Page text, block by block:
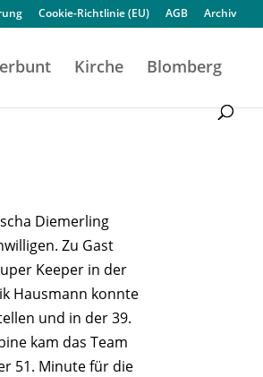
Cookie-Richtlinie (EU) AGB Archiv
Kirche Blomberg
Diemerling
Zu Gast
Keeper in der
Hausmann konnte
und in der 39.
kam das Team
51. Minute für die